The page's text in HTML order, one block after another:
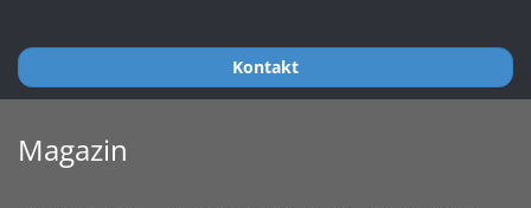
Kontakt
Magazin